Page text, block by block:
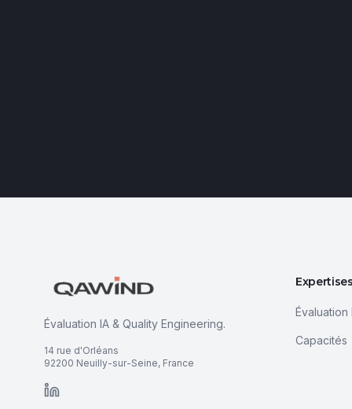
Évaluation IA & Quality Engineering.
14 rue d'Orléans
92200 Neuilly-sur-Seine, France
LinkedIn
Évaluation
Capacités